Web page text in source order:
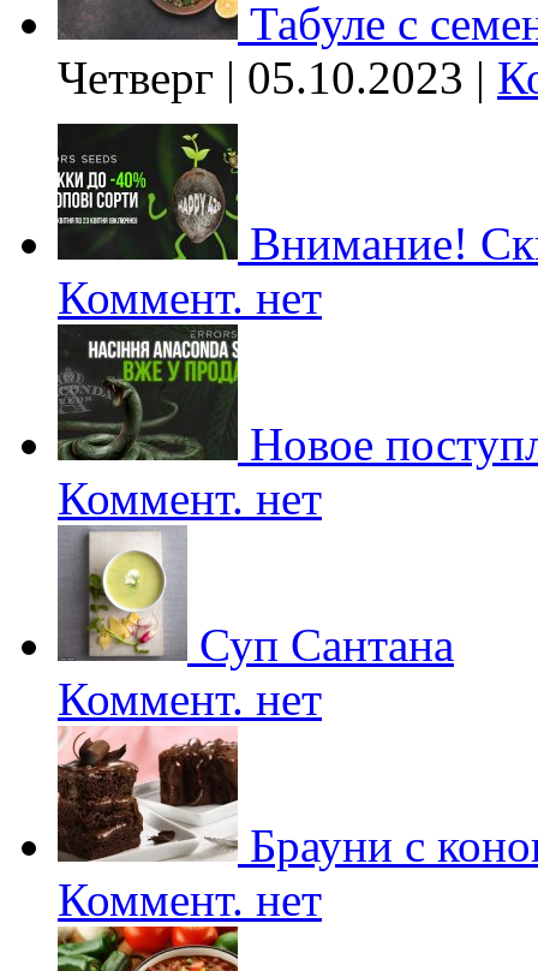
Табуле с
Четверг | 05.10.2023 |
Внимание!
Коммент. нет
Новое
Коммент. нет
Суп Сантана
Коммент. нет
Брауни с
Коммент. нет